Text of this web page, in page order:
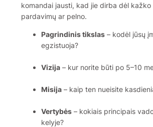
komandai jausti, kad jie dirba dėl
pardavimų ar pelno.
Pagrindinis tikslas – kodėl jūsų
egzistuoja?
Vizija – kur norite būti po 5–10
Misija – kaip ten nueisite
Vertybės – kokiais principais
kelyje?